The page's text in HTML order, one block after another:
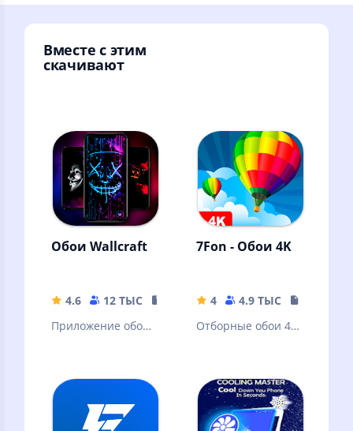
Вместе с этим
скачивают
Обои Wallcraft
4.6 12 ТЫС
84.18 MB
Приложение обоев
создаем новые
направления в
7Fon - Обои 4K
4 4.9 ТЫС
Отборные обои 4K
каждый час!